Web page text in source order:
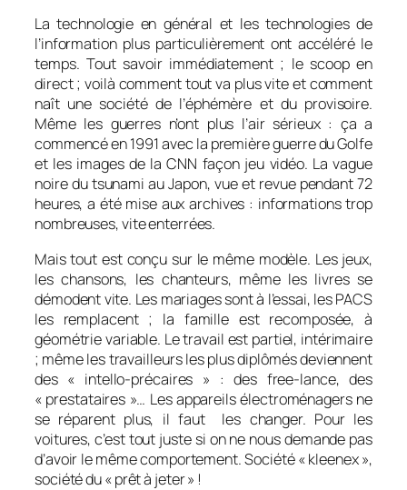
La technologie en général et les technologies de
l’information plus particulièrement ont accéléré le
temps. Tout savoir immédiatement ; le scoop en
direct ; voilà comment tout va plus vite et comment
naît une société de l’éphémère et du provisoire.
Même les guerres n’ont plus l’air sérieux : ça a
commencé en 1991 avec la première guerre du Golfe
et les images de la CNN façon jeu vidéo. La vague
noire du tsunami au Japon, vue et revue pendant 72
heures, a été mise aux archives : informations trop
nombreuses, vite enterrées.
Mais tout est conçu sur le même modèle. Les jeux,
les chansons, les chanteurs, même les livres se
démodent vite. Les mariages sont à l’essai, les PACS
les remplacent ; la famille est recomposée, à
géométrie variable. Le travail est partiel, intérimaire
; même les travailleurs les plus diplômés deviennent
des « intello-précaires » : des free-lance, des
« prestataires »… Les appareils électroménagers ne
se réparent plus, il faut les changer. Pour les
voitures, c’est tout juste si on ne nous demande pas
d’avoir le même comportement. Société « kleenex »,
société du « prêt à jeter » !